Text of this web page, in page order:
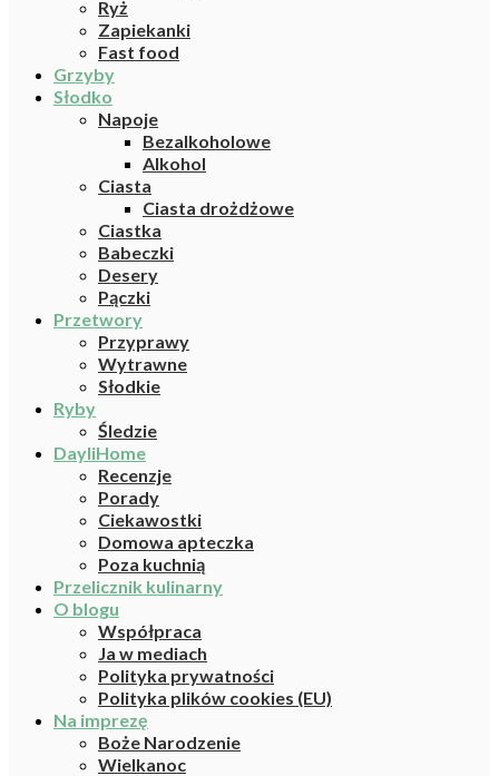
Ryż
Zapiekanki
Fast food
Grzyby
Słodko
Napoje
Bezalkoholowe
Alkohol
Ciasta
Ciasta drożdżowe
Ciastka
Babeczki
Desery
Pączki
Przetwory
Przyprawy
Wytrawne
Słodkie
Ryby
Śledzie
DayliHome
Recenzje
Porady
Ciekawostki
Domowa apteczka
Poza kuchnią
Przelicznik kulinarny
O blogu
Współpraca
Ja w mediach
Polityka prywatności
Polityka plików cookies (EU)
Na imprezę
Boże Narodzenie
Wielkanoc